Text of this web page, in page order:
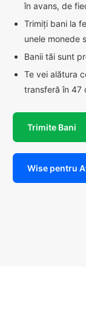
în avans, de
Trimiți bani la
unele monede
Banii tăi sunt
Te vei alătura
transferă în 47
Trimite Bani
Wise pentru